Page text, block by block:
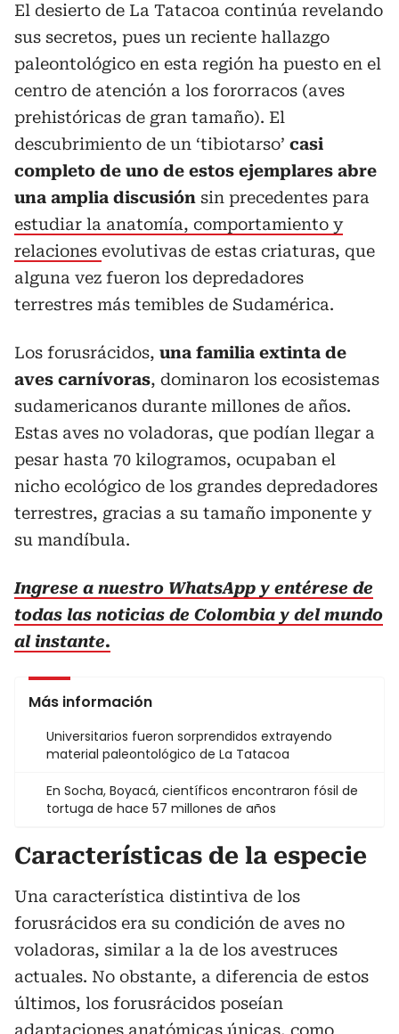
El desierto de La Tatacoa continúa revelando
sus secretos, pues un reciente hallazgo
paleontológico en esta región ha puesto en el
centro de atención a los fororracos (aves
prehistóricas de gran tamaño). El
descubrimiento de un ‘tibiotarso’ casi
completo de uno de estos ejemplares abre
una amplia discusión sin precedentes para
estudiar la anatomía, comportamiento y
relaciones evolutivas de estas criaturas, que
alguna vez fueron los depredadores
terrestres más temibles de Sudamérica.
Los forusrácidos, una familia extinta de
aves carnívoras, dominaron los ecosistemas
sudamericanos durante millones de años.
Estas aves no voladoras, que podían llegar a
pesar hasta 70 kilogramos, ocupaban el
nicho ecológico de los grandes depredadores
terrestres, gracias a su tamaño imponente y
su mandíbula.
Ingrese a nuestro WhatsApp y entérese de
todas las noticias de Colombia y del mundo
al instante.
Más información
Universitarios fueron sorprendidos extrayendo
material paleontológico de La Tatacoa
En Socha, Boyacá, científicos encontraron fósil de
tortuga de hace 57 millones de años
Características de la especie
Una característica distintiva de los
forusrácidos era su condición de aves no
voladoras, similar a la de los avestruces
actuales. No obstante, a diferencia de estos
últimos, los forusrácidos poseían
adaptaciones anatómicas únicas, como